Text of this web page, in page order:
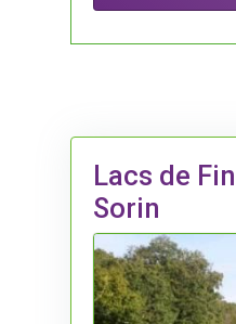
Lacs de
Sorin